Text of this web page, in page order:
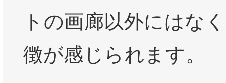
トの画廊以外にはな
徴が感じられます。